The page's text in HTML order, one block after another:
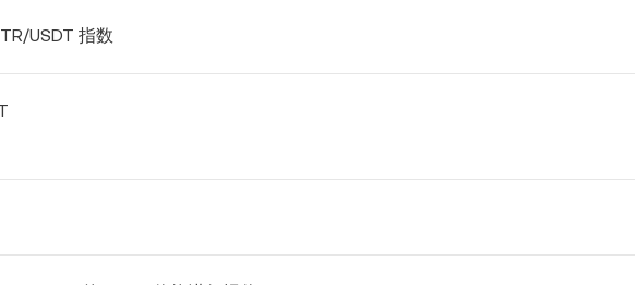
USDT 指数